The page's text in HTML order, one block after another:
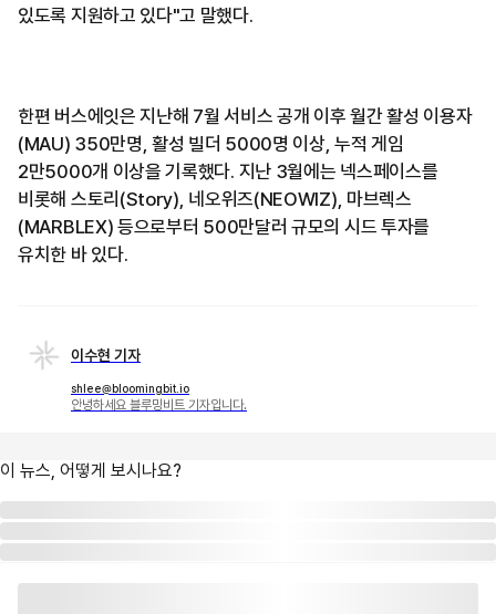
있도록 지원하고 있다"고 말했다.
한편 버스에잇은 지난해 7월 서비스 공개 이후 월간 활성 이용자
(MAU) 350만명, 활성 빌더 5000명 이상, 누적 게임
2만5000개 이상을 기록했다. 지난 3월에는 넥스페이스를
비롯해 스토리(Story), 네오위즈(NEOWIZ), 마브렉스
(MARBLEX) 등으로부터 500만달러 규모의 시드 투자를
유치한 바 있다.
이수현 기자
shlee@bloomingbit.io
안녕하세요 블루밍비트 기자입니다.
이 뉴스, 어떻게 보시나요?